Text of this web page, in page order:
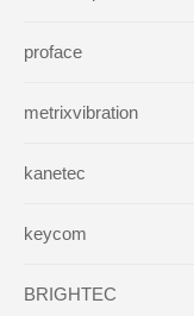
proface
metrixvibration
kanetec
keycom
BRIGHTEC